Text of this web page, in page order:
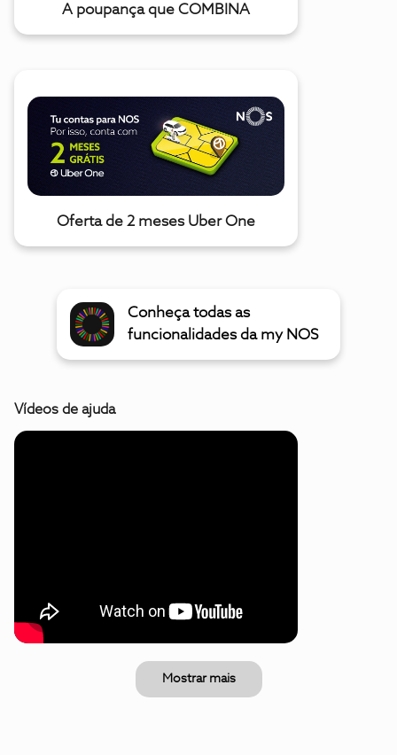
A poupança que COMBINA
Oferta de 2 meses Uber One
Conheça todas as
funcionalidades da my NOS
Vídeos de ajuda
Mostrar mais